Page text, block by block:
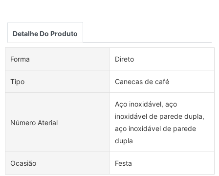
Detalhe Do Produto
Forma Direto
Tipo Canecas de café
Número Aterial
Aço inoxidável, aço
inoxidável de parede dupla,
aço inoxidável de parede
dupla
Ocasião Festa